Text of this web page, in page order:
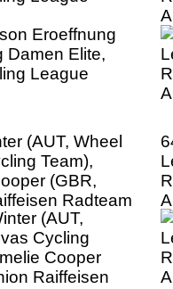
(AUT, Wheel
Team),
(GBR,
Radteam
Leonding
Road Cyling